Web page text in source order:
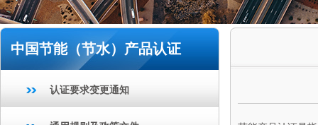
中国节能（节水）产品认证
认证要求变更通知